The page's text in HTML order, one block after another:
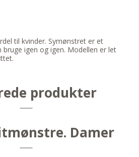
til kvinder. Symønstret er et
bruge igen og igen. Modellen er let
produkter
Damer